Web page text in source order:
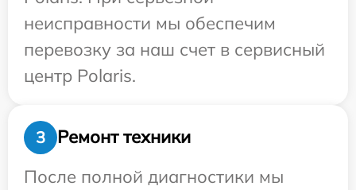
неисправности мы обеспечим
перевозку за наш счет в сервисный
центр Polaris.
3
Ремонт техники
После полной диагностики мы